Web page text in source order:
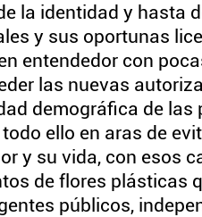
la identidad y hasta
y sus oportunas
entendedor con
las nuevas
demográfica de
ello en aras de
y su vida, con esos
de flores plásticas
públicos,